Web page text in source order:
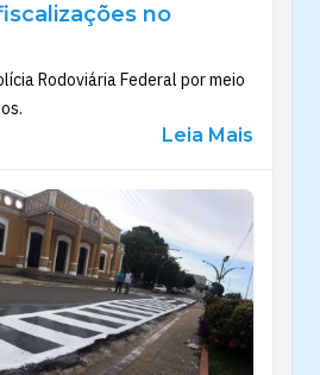
no
Rodoviária Federal por meio
Leia Mais